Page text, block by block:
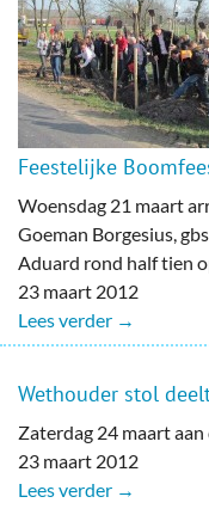
Feestelijke
Woensdag 21 maart
Goeman Borgesius,
Aduard rond half tien
23 maart 2012
Lees verder →
Wethouder stol
Zaterdag 24 maart
23 maart 2012
Lees verder →